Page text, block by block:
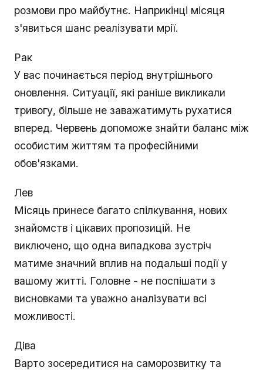
розмови про майбутнє. Наприкінці місяця
з'явиться шанс реалізувати мрії.
Рак
У вас починається період внутрішнього
оновлення. Ситуації, які раніше викликали
тривогу, більше не заважатимуть рухатися
вперед. Червень допоможе знайти баланс між
особистим життям та професійними
обов'язками.
Лев
Місяць принесе багато спілкування, нових
знайомств і цікавих пропозицій. Не
виключено, що одна випадкова зустріч
матиме значний вплив на подальші події у
вашому житті. Головне - не поспішати з
висновками та уважно аналізувати всі
можливості.
Діва
Варто зосередитися на саморозвитку та